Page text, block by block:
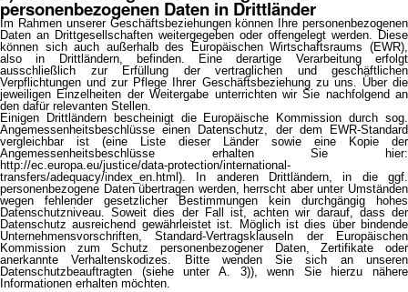
personenbezogenen Daten in Drittländer
Im Rahmen unserer Geschäftsbeziehungen können Ihre personenbezogenen
Daten an Drittgesellschaften weitergegeben oder offengelegt werden. Diese
können sich auch außerhalb des Europäischen Wirtschaftsraums (EWR),
also in Drittländern, befinden. Eine derartige Verarbeitung erfolgt
ausschließlich zur Erfüllung der vertraglichen und geschäftlichen
Verpflichtungen und zur Pflege Ihrer Geschäftsbeziehung zu uns. Über die
jeweiligen Einzelheiten der Weitergabe unterrichten wir Sie nachfolgend an
den dafür relevanten Stellen.
Einigen Drittländern bescheinigt die Europäische Kommission durch sog.
Angemessenheitsbeschlüsse einen Datenschutz, der dem EWR-Standard
vergleichbar ist (eine Liste dieser Länder sowie eine Kopie der
Angemessenheitsbeschlüsse erhalten Sie hier:
http://ec.europa.eu/justice/data-protection/international-
transfers/adequacy/index_en.html). In anderen Drittländern, in die ggf.
personenbezogene Daten übertragen werden, herrscht aber unter Umständen
wegen fehlender gesetzlicher Bestimmungen kein durchgängig hohes
Datenschutzniveau. Soweit dies der Fall ist, achten wir darauf, dass der
Datenschutz ausreichend gewährleistet ist. Möglich ist dies über bindende
Unternehmensvorschriften, Standard-Vertragsklauseln der Europäischen
Kommission zum Schutz personenbezogener Daten, Zertifikate oder
anerkannte Verhaltenskodizes. Bitte wenden Sie sich an unseren
Datenschutzbeauftragten (siehe unter A. 3)), wenn Sie hierzu nähere
Informationen erhalten möchten.